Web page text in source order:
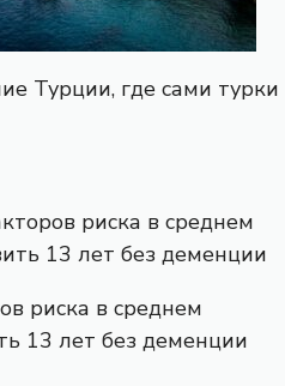
Турции, где сами турки
риска в среднем
13 лет без деменции